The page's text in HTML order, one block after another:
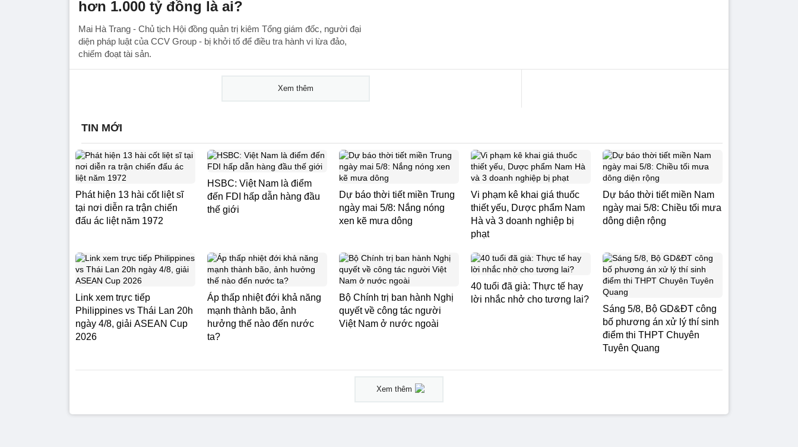
hơn 1.000 tỷ đồng là ai?
Mai Hà Trang - Chủ tịch Hội đồng quản trị kiêm Tổng giám đốc, người đại
diện pháp luật của CCV Group - bị khởi tố để điều tra hành vi lừa đảo,
chiếm đoạt tài sản.
Xem thêm
TIN MỚI
Phát hiện 13 hài cốt liệt sĩ
tại nơi diễn ra trận chiến
đấu ác liệt năm 1972
HSBC: Việt Nam là điểm
đến FDI hấp dẫn hàng đầu
thế giới
Dự báo thời tiết miền Trung
ngày mai 5/8: Nắng nóng
xen kẽ mưa dông
Vi phạm kê khai giá thuốc
thiết yếu, Dược phẩm Nam
Hà và 3 doanh nghiệp bị
phạt
Dự báo thời tiết miền Nam
ngày mai 5/8: Chiều tối mưa
dông diện rộng
Link xem trực tiếp
Philippines vs Thái Lan 20h
ngày 4/8, giải ASEAN Cup
2026
Áp thấp nhiệt đới khả năng
mạnh thành bão, ảnh
hưởng thế nào đến nước
ta?
Bộ Chính trị ban hành Nghị
quyết về công tác người
Việt Nam ở nước ngoài
40 tuổi đã già: Thực tế hay
lời nhắc nhở cho tương lai?
Sáng 5/8, Bộ GD&ĐT công
bố phương án xử lý thí sinh
điểm thi THPT Chuyên
Tuyên Quang
Xem thêm